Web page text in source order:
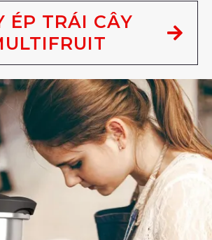
ÉP TRÁI CÂY